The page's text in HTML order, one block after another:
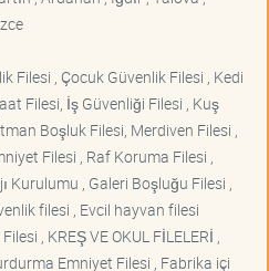
Filesi , Çocuk Güvenlik Filesi , Kedi
Filesi, İş Güvenliği Filesi , Kuş
Boşluk Filesi, Merdiven Filesi ,
Filesi , Raf Koruma Filesi ,
Kurulumu , Galeri Boşluğu Filesi ,
filesi , Evcil hayvan filesi
, KREŞ VE OKUL FİLELERİ ,
Emniyet Filesi , Fabrika içi